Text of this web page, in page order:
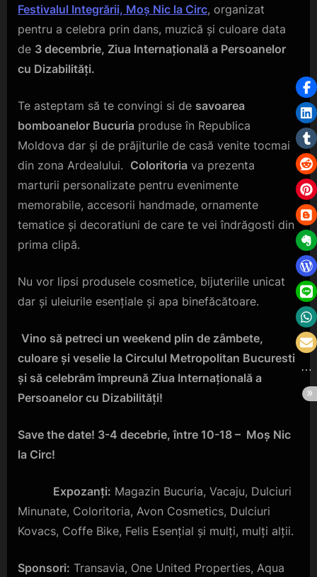
Festivalul Integrării, Moș Nic la Circ, organizat
pentru a celebra prin dans, muzică și culoare data
de 3 decembrie, Ziua Internațională a Persoanelor
cu Dizabilități.
Te asteptam să te convingi si de savoarea
bomboanelor Bucuria produse în Republica
Moldova dar și de prăjiturile de casă venite tocmai
din zona Ardealului. Coloritoria va prezenta
marturii personalizate pentru evenimente
memorabile, accesorii handmade, ornamente
tematice și decoratiuni de care te vei îndrăgosti din
prima clipă.
Nu vor lipsi produsele cosmetice, bijuteriile unicat
dar și uleiurile esențiale și apa binefăcătoare.
Vino să petreci un weekend plin de zâmbete,
culoare și veselie la Circulul Metropolitan Bucuresti
și să celebrăm împreună Ziua Internațională a
Persoanelor cu Dizabilități!
Save the date! 3-4 decebrie, între 10-18 – Moș Nic
la Circ!
Expozanți: Magazin Bucuria, Vacaju, Dulciuri
Minunate, Coloritoria, Avon Cosmetics, Dulciuri
Kovacs, Coffe Bike, Felis Esențial și mulți, mulți alții.
Sponsori: Transavia, One United Properties, Aqua